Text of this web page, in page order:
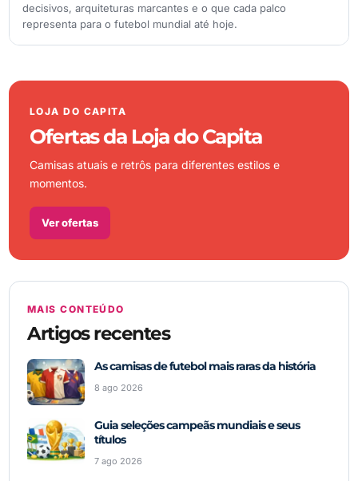
decisivos, arquiteturas marcantes e o que cada palco
representa para o futebol mundial até hoje.
LOJA DO CAPITA
Ofertas da Loja do Capita
Camisas atuais e retrôs para diferentes estilos e
momentos.
Ver ofertas
MAIS CONTEÚDO
Artigos recentes
As camisas de futebol mais raras da história
8 ago 2026
Guia seleções campeãs mundiais e seus
títulos
7 ago 2026